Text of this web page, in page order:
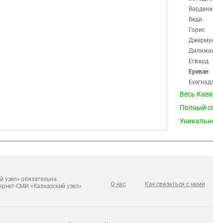
Веди
Горис
Егвард
Ереван
Раздан
Весь
Полный
узел» обязательна
СМИ «Кавказский узел»
О нас Как связаться с нами